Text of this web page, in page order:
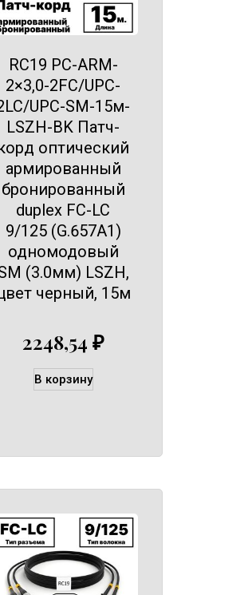
RC19 PC-ARM-
2×3,0-2FC/UPC-
UPC-SM-15м-
LSZH-BK Патч-
оптический
армированный
бронированный
duplex FC-LC
9/125 (G.657A1)
одномодовый
(3.0мм) LSZH,
черный, 15м
2248,54 ₽
В корзину